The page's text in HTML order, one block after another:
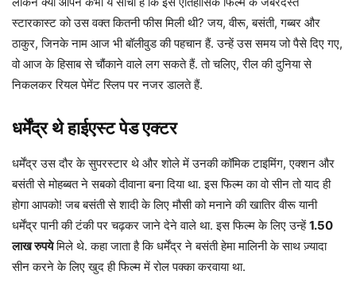
स्टारकास्ट को उस वक्त कितनी फीस मिली थी? जय, वीरू, बसंती, गब्बर और
ठाकुर, जिनके नाम आज भी बॉलीवुड की पहचान हैं. उन्हें उस समय जो पैसे दिए गए,
वो आज के हिसाब से चौंकाने वाले लग सकते हैं. तो चलिए, रील की दुनिया से
निकलकर रियल पेमेंट स्लिप पर नजर डालते हैं.
धर्मेंद्र थे हाईएस्ट पेड एक्टर
धर्मेंद्र उस दौर के सुपरस्टार थे और शोले में उनकी कॉमिक टाइमिंग, एक्शन और
बसंती से मोहब्बत ने सबको दीवाना बना दिया था. इस फिल्म का वो सीन तो याद ही
होगा आपको! जब बसंती से शादी के लिए मौसी को मनाने की खातिर वीरू यानी
धर्मेंद्र पानी की टंकी पर चढ़कर जाने देने वाले था. इस फिल्म के लिए उन्हें1.50
लाख रुपयेमिले थे. कहा जाता है कि धर्मेंद्र ने बसंती हेमा मालिनी के साथ ज़्यादा
सीन करने के लिए खुद ही फिल्म में रोल पक्का करवाया था.